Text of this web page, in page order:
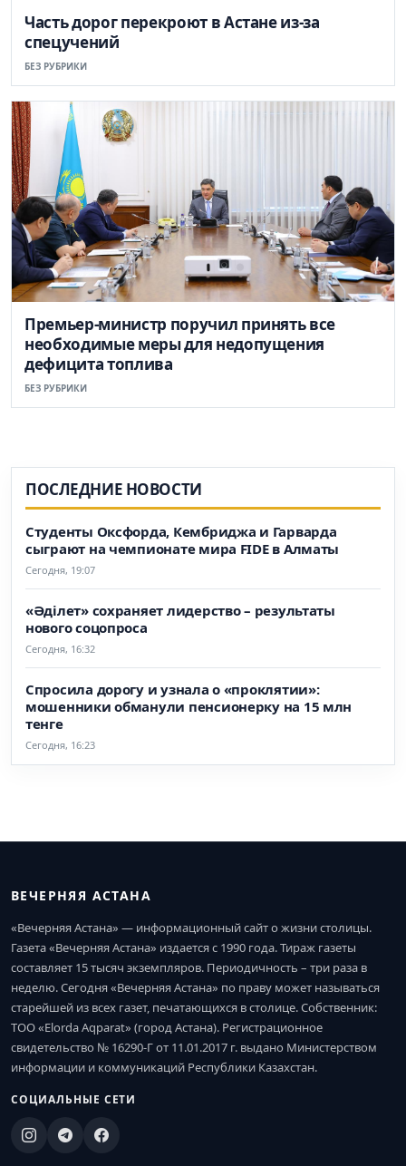
Часть дорог перекроют в Астане из-за
спецучений
БЕЗ РУБРИКИ
Премьер-министр поручил принять все
необходимые меры для недопущения
дефицита топлива
БЕЗ РУБРИКИ
ПОСЛЕДНИЕ НОВОСТИ
Студенты Оксфорда, Кембриджа и Гарварда
сыграют на чемпионате мира FIDE в Алматы
Сегодня, 19:07
«Әділет» сохраняет лидерство – результаты
нового соцопроса
Сегодня, 16:32
Спросила дорогу и узнала о «проклятии»:
мошенники обманули пенсионерку на 15 млн
тенге
Сегодня, 16:23
ВЕЧЕРНЯЯ АСТАНА
«Вечерняя Астана» — информационный сайт о жизни столицы.
Газета «Вечерняя Астана» издается с 1990 года. Тираж газеты
составляет 15 тысяч экземпляров. Периодичность – три раза в
неделю. Сегодня «Вечерняя Астана» по праву может называться
старейшей из всех газет, печатающихся в столице. Собственник:
ТОО «Elorda Aqparat» (город Астана). Регистрационное
свидетельство № 16290-Г от 11.01.2017 г. выдано Министерством
информации и коммуникаций Республики Казахстан.
СОЦИАЛЬНЫЕ СЕТИ